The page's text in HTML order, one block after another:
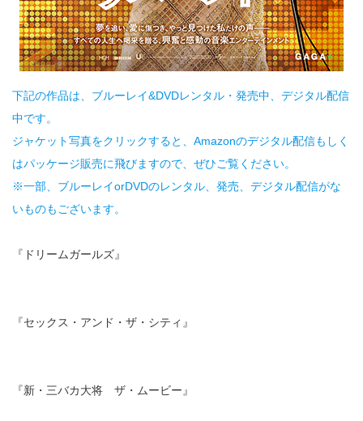
下記の作品は、ブルーレイ&DVDレンタル・発売中、デジタル配信
中です。
ジャケット写真をクリックすると、Amazonのデジタル配信もしく
はパッケージ販売に飛びますので、ぜひご覧ください。
※一部、ブルーレイorDVDのレンタル、発売、デジタル配信がな
いものもございます。
『ドリームガールズ』
『セックス・アンド・ザ・シティ』
『新・三バカ大将 ザ・ムービー』